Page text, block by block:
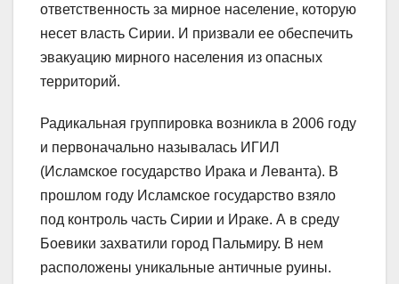
ответственность за мирное население, которую
несет власть Сирии. И призвали ее обеспечить
эвакуацию мирного населения из опасных
территорий.
Радикальная группировка возникла в 2006 году
и первоначально называлась ИГИЛ
(Исламское государство Ирака и Леванта). В
прошлом году Исламское государство взяло
под контроль часть Сирии и Ираке. А в среду
Боевики захватили город Пальмиру. В нем
расположены уникальные античные руины.